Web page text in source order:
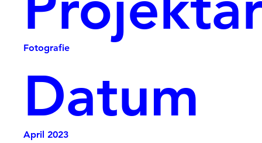
Fotografie
Datum
April 2023